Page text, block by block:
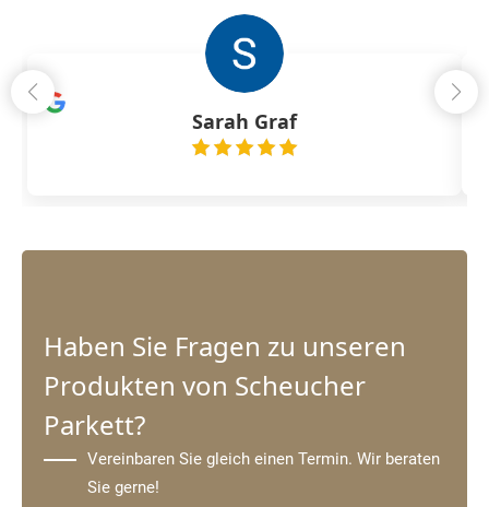
Sarah Graf
Haben Sie Fragen zu unseren
Produkten von Scheucher
Parkett?
Vereinbaren Sie gleich einen Termin. Wir beraten
Sie gerne!